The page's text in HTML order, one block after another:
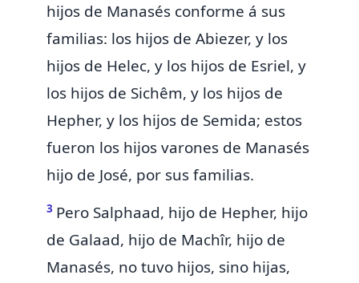
hijos de Manasés conforme á sus
familias: los hijos de Abiezer, y los
hijos de Helec, y los hijos de Esriel, y
los hijos de Sichêm, y los hijos de
Hepher, y los hijos de Semida; estos
fueron los hijos varones de Manasés
hijo de José, por sus familias.
3 Pero Salphaad, hijo de Hepher, hijo
de Galaad, hijo de Machîr, hijo de
Manasés, no tuvo hijos, sino hijas,